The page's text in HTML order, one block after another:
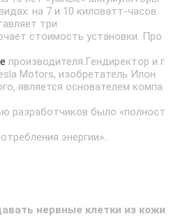
на 7 и 10 киловатт-часов.
три
стоимость установки. Про
производителя.Гендиректор и г
Motors, изобретатель Илон
является основателем компа
разработчиков было «полност
энергии».
нервные клетки из кожи